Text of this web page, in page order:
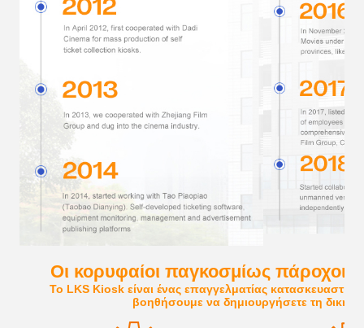
Οι κορυφαίοι παγκοσμίως πάροχοι
Το LKS Kiosk είναι ένας επαγγελματίας
βοηθήσουμε να δημιουργήσετε τη δική